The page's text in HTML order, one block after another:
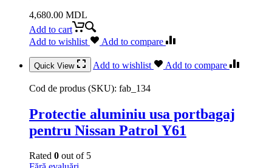
4,680.00 MDL
Add to cart
Add to wishlist
Add to compare
Quick View Add to wishlist Add to compare
Cod de produs (SKU): fab_134
Protectie aluminiu usa portbagaj
pentru Nissan Patrol Y61
Rated 0 out of 5